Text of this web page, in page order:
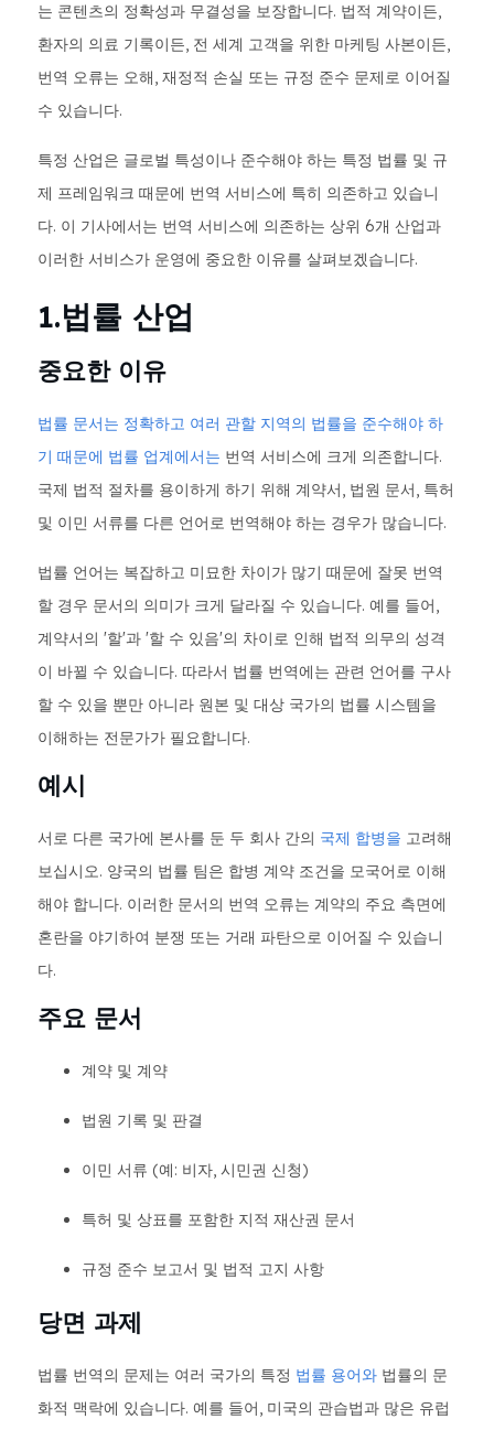
는 콘텐츠의 정확성과 무결성을 보장합니다. 법적 계약이든,
환자의 의료 기록이든, 전 세계 고객을 위한 마케팅 사본이든,
번역 오류는 오해, 재정적 손실 또는 규정 준수 문제로 이어질
수 있습니다.
특정 산업은 글로벌 특성이나 준수해야 하는 특정 법률 및 규
제 프레임워크 때문에 번역 서비스에 특히 의존하고 있습니
다. 이 기사에서는 번역 서비스에 의존하는 상위 6개 산업과
이러한 서비스가 운영에 중요한 이유를 살펴보겠습니다.
1.법률 산업
중요한 이유
법률 문서는 정확하고 여러 관할 지역의 법률을 준수해야 하
기 때문에 법률 업계에서는 번역 서비스에 크게 의존합니다.
국제 법적 절차를 용이하게 하기 위해 계약서, 법원 문서, 특허
및 이민 서류를 다른 언어로 번역해야 하는 경우가 많습니다.
법률 언어는 복잡하고 미묘한 차이가 많기 때문에 잘못 번역
할 경우 문서의 의미가 크게 달라질 수 있습니다. 예를 들어,
계약서의 '할'과 '할 수 있음'의 차이로 인해 법적 의무의 성격
이 바뀔 수 있습니다. 따라서 법률 번역에는 관련 언어를 구사
할 수 있을 뿐만 아니라 원본 및 대상 국가의 법률 시스템을
이해하는 전문가가 필요합니다.
예시
서로 다른 국가에 본사를 둔 두 회사 간의 국제 합병을 고려해
보십시오. 양국의 법률 팀은 합병 계약 조건을 모국어로 이해
해야 합니다. 이러한 문서의 번역 오류는 계약의 주요 측면에
혼란을 야기하여 분쟁 또는 거래 파탄으로 이어질 수 있습니
다.
주요 문서
계약 및 계약
법원 기록 및 판결
이민 서류 (예: 비자, 시민권 신청)
특허 및 상표를 포함한 지적 재산권 문서
규정 준수 보고서 및 법적 고지 사항
당면 과제
법률 번역의 문제는 여러 국가의 특정 법률 용어와 법률의 문
화적 맥락에 있습니다. 예를 들어, 미국의 관습법과 많은 유럽